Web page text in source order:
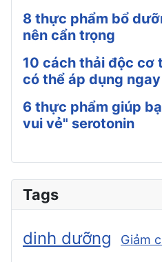
8 thực phẩm bổ
nên cẩn trọng
10 cách thải độc cơ
có thể áp dụng ngay
6 thực phẩm giúp
vui vẻ" serotonin
Tags
dinh dưỡng Giảm